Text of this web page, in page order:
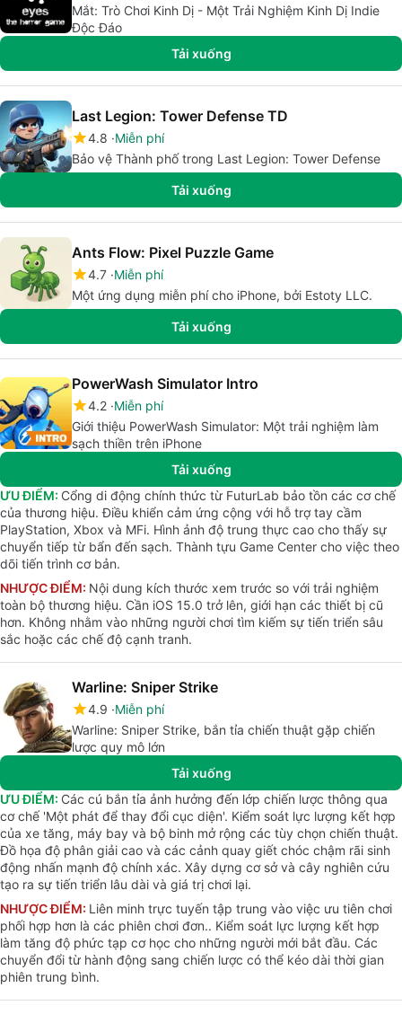
Mắt: Trò Chơi Kinh Dị - Một Trải Nghiệm Kinh Dị Indie
Độc Đáo
Tải xuống
Last Legion: Tower Defense TD
4.8 Miễn phí
Bảo vệ Thành phố trong Last Legion: Tower Defense
Tải xuống
Ants Flow: Pixel Puzzle Game
4.7 Miễn phí
Một ứng dụng miễn phí cho iPhone, bởi Estoty LLC.
Tải xuống
PowerWash Simulator Intro
4.2 Miễn phí
Giới thiệu PowerWash Simulator: Một trải nghiệm làm
sạch thiền trên iPhone
Tải xuống
ƯU ĐIỂM: Cổng di động chính thức từ FuturLab bảo tồn các cơ chế
của thương hiệu. Điều khiển cảm ứng cộng với hỗ trợ tay cầm
PlayStation, Xbox và MFi. Hình ảnh độ trung thực cao cho thấy sự
chuyển tiếp từ bẩn đến sạch. Thành tựu Game Center cho việc theo
dõi tiến trình cơ bản.
NHƯỢC ĐIỂM: Nội dung kích thước xem trước so với trải nghiệm
toàn bộ thương hiệu. Cần iOS 15.0 trở lên, giới hạn các thiết bị cũ
hơn. Không nhằm vào những người chơi tìm kiếm sự tiến triển sâu
sắc hoặc các chế độ cạnh tranh.
Warline: Sniper Strike
4.9 Miễn phí
Warline: Sniper Strike, bắn tỉa chiến thuật gặp chiến
lược quy mô lớn
Tải xuống
ƯU ĐIỂM: Các cú bắn tỉa ảnh hưởng đến lớp chiến lược thông qua
cơ chế 'Một phát để thay đổi cục diện'. Kiểm soát lực lượng kết hợp
của xe tăng, máy bay và bộ binh mở rộng các tùy chọn chiến thuật.
Đồ họa độ phân giải cao và các cảnh quay giết chóc chậm rãi sinh
động nhấn mạnh độ chính xác. Xây dựng cơ sở và cây nghiên cứu
tạo ra sự tiến triển lâu dài và giá trị chơi lại.
NHƯỢC ĐIỂM: Liên minh trực tuyến tập trung vào việc ưu tiên chơi
phối hợp hơn là các phiên chơi đơn.. Kiểm soát lực lượng kết hợp
làm tăng độ phức tạp cơ học cho những người mới bắt đầu. Các
chuyển đổi từ hành động sang chiến lược có thể kéo dài thời gian
phiên trung bình.